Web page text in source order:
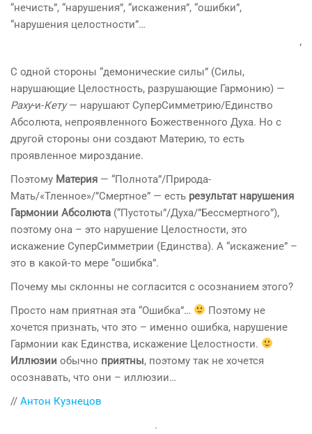
“нечисть”, “нарушения”, “искажения”, “ошибки”,
“нарушения целостности”…
‘
С одной стороны “демонические силы” (Силы,
нарушающие Целостность, разрушающие Гармонию) —
Раху-и-Кету— нарушают СуперСимметрию/Единство
Абсолюта, непроявленного Божественного Духа. Но с
другой стороны они создают Материю, то есть
проявленное мироздание.
Поэтому Материя — “Полнота”/Природа-
Мать/«Тленное»/”Смертное” — есть результат нарушения
Гармонии Абсолюта (“Пустоты”/Духа/”Бессмертного”),
поэтому она – это нарушение Целостности, это
искажение СуперСимметрии (Единства). А “искажение” –
это в какой-то мере “ошибка”.
Почему мы склонны не согласится с осознанием этого?
Просто нам приятная эта “Ошибка”…
Поэтому не
хочется признать, что это – именно ошибка, нарушение
Гармонии как Единства, искажение Целостности.
Иллюзии обычно приятны, поэтому так не хочется
осознавать, что они – иллюзии…
// Антон Кузнецов
.